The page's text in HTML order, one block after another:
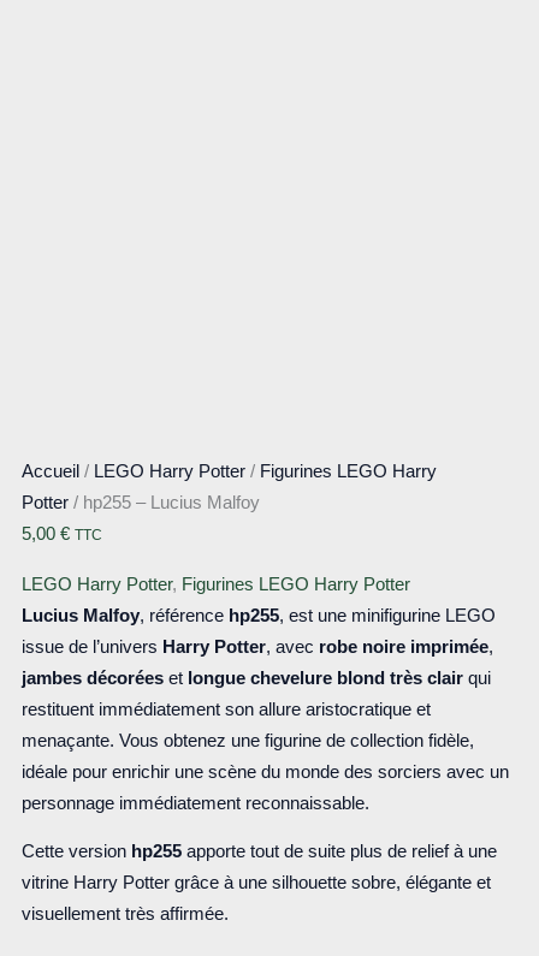
Accueil / LEGO Harry Potter/ Figurines LEGO Harry
Potter/ hp255 – Lucius Malfoy
5,00 € TTC
LEGO Harry Potter, Figurines LEGO Harry Potter
Lucius Malfoy, référence hp255, est une minifigurine LEGO
issue de l’univers Harry Potter, avec robe noire imprimée,
jambes décoréeset longue chevelure blond très clairqui
restituent immédiatement son allure aristocratique et
menaçante. Vous obtenez une figurine de collection fidèle,
idéale pour enrichir une scène du monde des sorciers avec un
personnage immédiatement reconnaissable.
Cette version hp255apporte tout de suite plus de relief à une
vitrine Harry Potter grâce à une silhouette sobre, élégante et
visuellement très affirmée.